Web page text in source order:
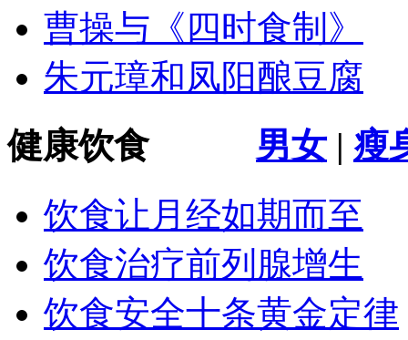
曹操与《四时食制》
朱元璋和凤阳酿豆腐
健康饮食 男女 | 瘦
饮食让月经如期而至
饮食治疗前列腺增生
饮食安全十条黄金定律